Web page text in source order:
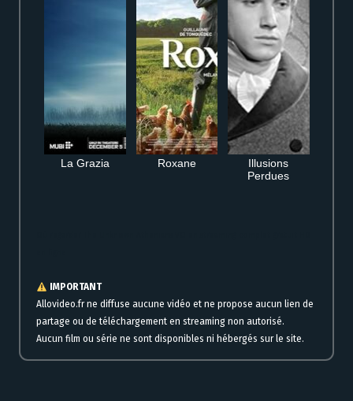
La Grazia Roxane
Illusions
Perdues
IMPORTANT
Allovideo.fr ne diffuse aucune vidéo et ne propose aucun lien de
partage ou de téléchargement en streaming non autorisé.
Aucun film ou série ne sont disponibles ni hébergés sur le site.